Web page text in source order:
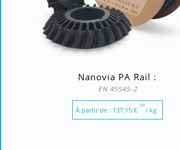
Nanovia PA Rail :
EN 45545-2
À partir de : 137,15 €
HT
/ kg